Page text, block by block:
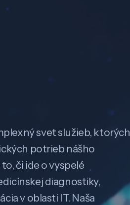
svet služieb, ktorých
potrieb nášho
či ide o vyspelé
diagnostiky,
v oblasti IT. Naša